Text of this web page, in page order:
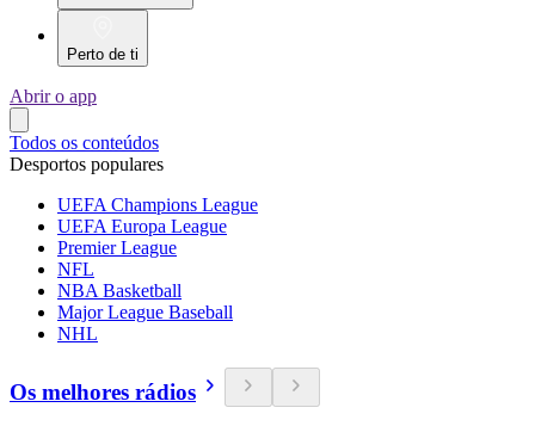
Perto de ti
Abrir o app
Todos os conteúdos
Desportos populares
UEFA Champions League
UEFA Europa League
Premier League
NFL
NBA Basketball
Major League Baseball
NHL
Os melhores rádios